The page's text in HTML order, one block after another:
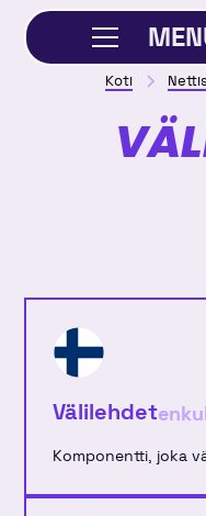
Koti
Välilehdet
Komponentti, joka